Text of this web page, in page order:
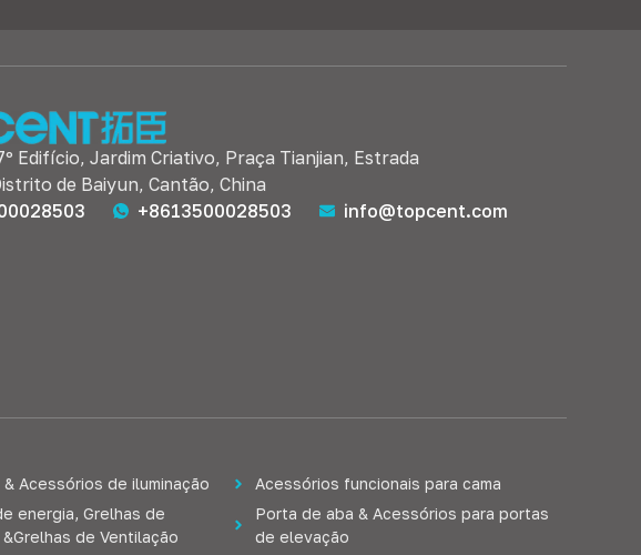
Edifício, Jardim Criativo, Praça Tianjian, Estrada
de Baiyun, Cantão, China
+8613500028503 info@topcent.com
& Acessórios de iluminação
energia, Grelhas de
de Ventilação
Acessórios funcionais para cama
Porta de aba & Acessórios para portas
de elevação